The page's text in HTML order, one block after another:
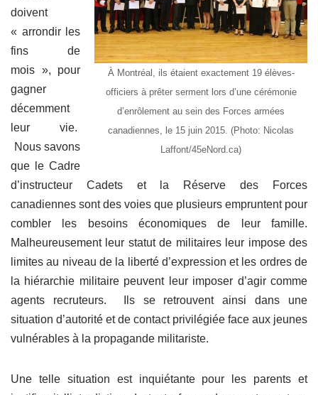
À Montréal, ils étaient exactement 19 élèves-
officiers à prêter serment lors d’une cérémonie
d’enrôlement au sein des Forces armées
canadiennes, le 15 juin 2015. (Photo: Nicolas
Laffont/45eNord.ca)
doivent
« arrondir les
fins de
mois », pour
gagner
décemment
leur vie.
Nous savons
que le Cadre
d’instructeur Cadets et la Réserve des Forces
canadiennes sont des voies que plusieurs empruntent pour
combler les besoins économiques de leur famille.
Malheureusement leur statut de militaires leur impose des
limites au niveau de la liberté d’expression et les ordres de
la hiérarchie militaire peuvent leur imposer d’agir comme
agents recruteurs. Ils se retrouvent ainsi dans une
situation d’autorité et de contact privilégiée face aux jeunes
vulnérables à la propagande militariste.
Une telle situation est inquiétante pour les parents et